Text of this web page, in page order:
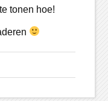
tonen hoe!